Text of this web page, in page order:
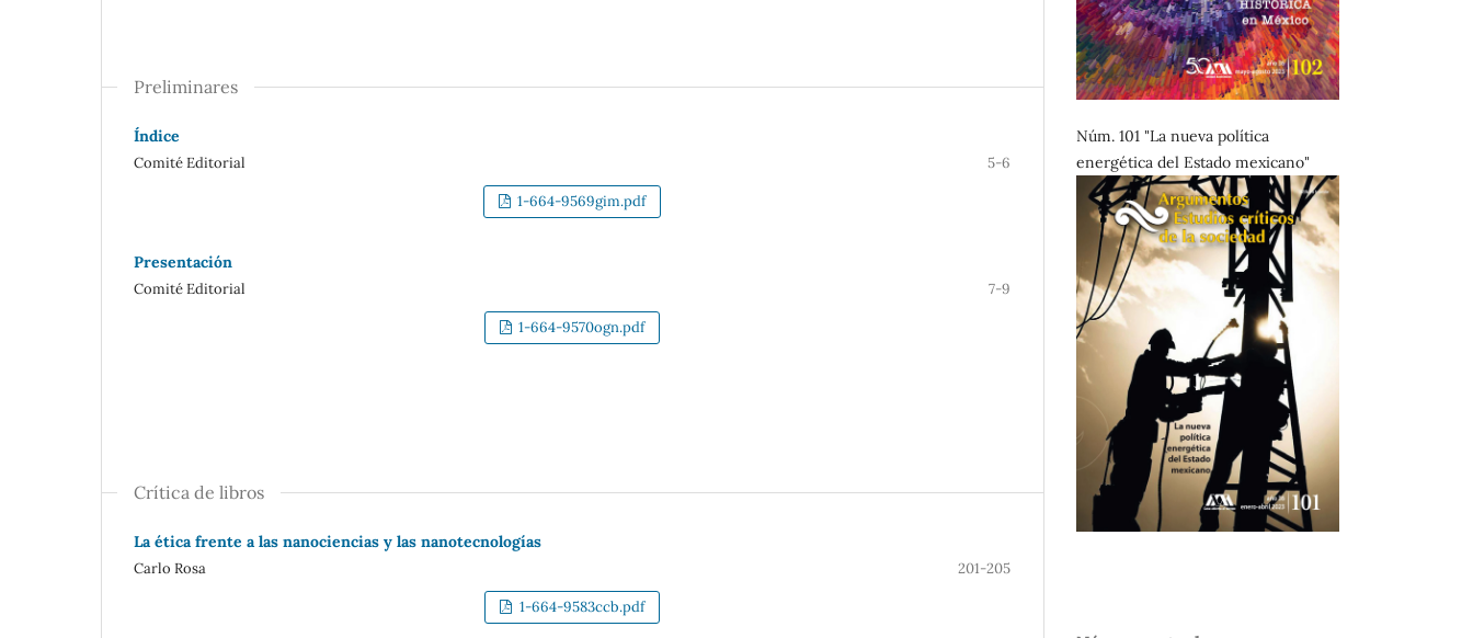
Preliminares
Índice
Comité Editorial 5-6
1-664-9569gim.pdf
Presentación
Comité Editorial 7-9
1-664-9570ogn.pdf
Crítica de libros
La ética frente a las nanociencias y las nanotecnologías
Carlo Rosa 201-205
1-664-9583ccb.pdf
Núm. 101 "La nueva política
energética del Estado mexicano"